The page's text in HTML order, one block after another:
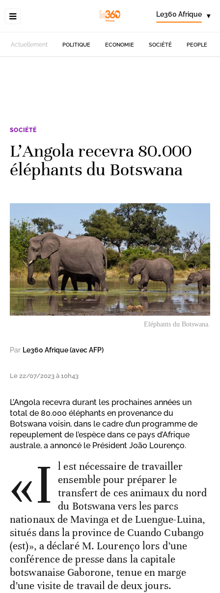
Le360 Afrique ▾
Actuellement POLITIQUE ECONOMIE SOCIÉTÉ PEOPLE
SOCIÉTÉ
L’Angola recevra 80.000
éléphants du Botswana
Eléphants du Botswana.
Par Le360 Afrique (avec AFP)
Le 22/07/2023 à 10h43
L’Angola recevra durant les prochaines années un
total de 80.000 éléphants en provenance du
Botswana voisin, dans le cadre d’un programme de
repeuplement de l’espèce dans ce pays d’Afrique
australe, a annoncé le Président João Lourenço.
«I l est nécessaire de travailler
ensemble pour préparer le
transfert de ces animaux du nord
du Botswana vers les parcs
nationaux de Mavinga et de Luengue-Luina,
situés dans la province de Cuando Cubango
(est)», a déclaré M. Lourenço lors d’une
conférence de presse dans la capitale
botswanaise Gaborone, tenue en marge
d’une visite de travail de deux jours.